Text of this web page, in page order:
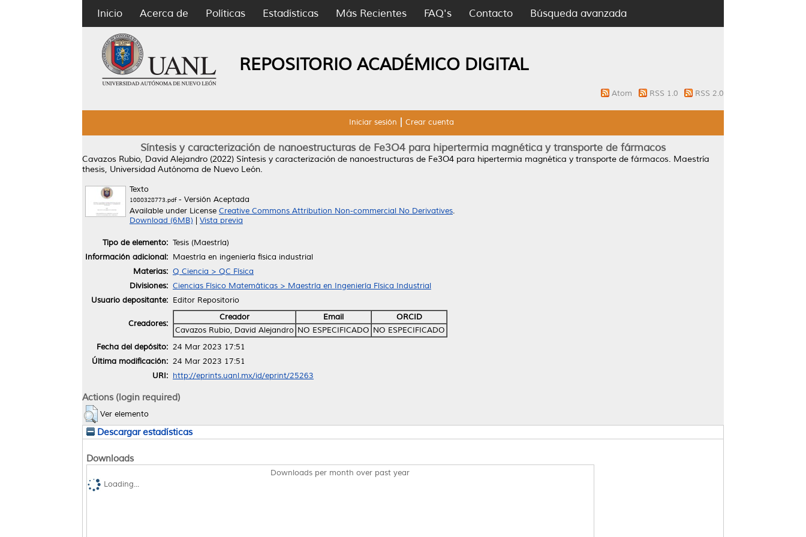
Inicio Acerca de Políticas Estadísticas Más Recientes FAQ's Contacto Búsqueda avanzada
REPOSITORIO ACADÉMICO DIGITAL
Atom RSS 1.0 RSS 2.0
Iniciar sesión Crear cuenta
Síntesis y caracterización de nanoestructuras de Fe3O4 para hipertermia magnética y transporte de fármacos
Cavazos Rubio, David Alejandro (2022) Síntesis y caracterización de nanoestructuras de Fe3O4 para hipertermia magnética y transporte de fármacos. Maestría
thesis, Universidad Autónoma de Nuevo León.
Texto
1080328773.pdf- Versión Aceptada
Available under License Creative Commons Attribution Non-commercial No Derivatives.
Download (6MB)
Vista previa
Tipo de elemento: Tesis (Maestría)
Información adicional: Maestría en ingeniería física industrial
Materias: Q Ciencia > QC Física
Divisiones: Ciencias Físico Matemáticas > Maestría en Ingeniería Física Industrial
Usuario depositante: Editor Repositorio
Creadores:
Creador Email
ORCID
Cavazos Rubio, David Alejandro NO ESPECIFICADO NO ESPECIFICADO
Fecha del depósito: 24 Mar 2023 17:51
Última modificación: 24 Mar 2023 17:51
URI: http://eprints.uanl.mx/id/eprint/25263
Actions (login required)
Ver elemento
Descargar estadísticas
Downloads
Downloads per month over past year
Loading...